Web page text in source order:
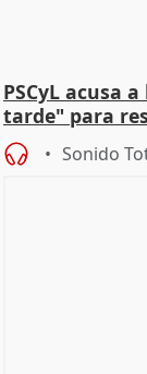
PSCyL acusa
tarde" para
Sonido